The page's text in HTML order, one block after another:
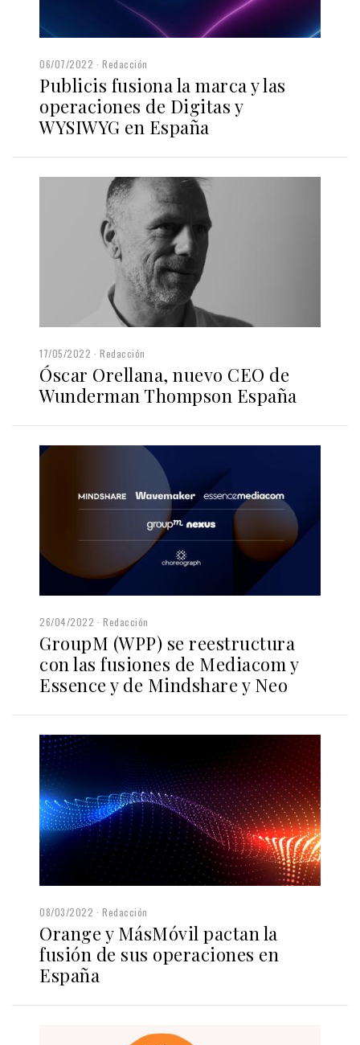
06/07/2022 Redacción
Publicis fusiona la marca y las
operaciones de Digitas y
WYSIWYG en España
17/05/2022 Redacción
Óscar Orellana, nuevo CEO de
Wunderman Thompson España
26/04/2022 Redacción
GroupM (WPP) se reestructura
con las fusiones de Mediacom y
Essence y de Mindshare y Neo
08/03/2022 Redacción
Orange y MásMóvil pactan la
fusión de sus operaciones en
España